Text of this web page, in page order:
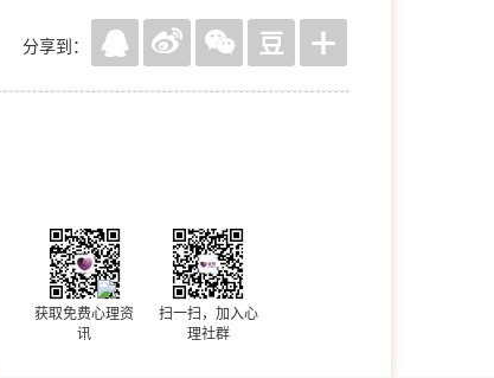
分享到：
获取免费心理资
讯
扫一扫，加入心
理社群